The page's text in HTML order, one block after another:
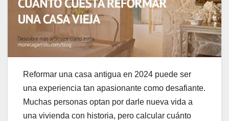
Reformar una casa antigua en 2024 puede ser
una experiencia tan apasionante como desafiante.
Muchas personas optan por darle nueva vida a
una vivienda con historia, pero calcular cuánto